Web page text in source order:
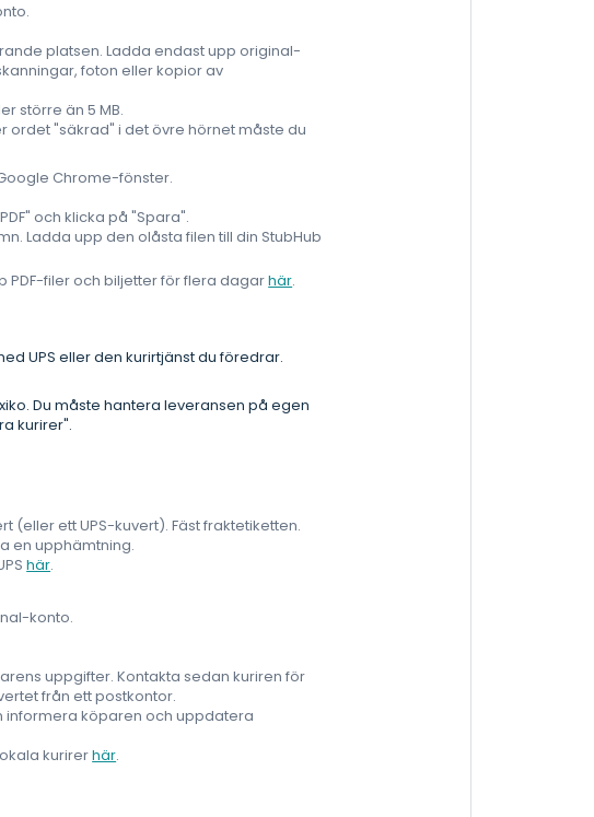
platsen. Ladda endast upp original-
foton eller kopior av
större än 5 MB.
ordet "säkrad" i det övre hörnet måste du
Chrome-fönster.
och klicka på "Spara".
Ladda upp den olåsta filen till din StubHub
PDF-filer och biljetter för flera dagarhär.
UPS eller den kurirtjänst du föredrar.
Du måste hantera leveransen på egen
kurirer".
(eller ett UPS-kuvert). Fäst fraktetiketten.
en upphämtning.
här.
konto.
uppgifter. Kontakta sedan kuriren för
från ett postkontor.
informera köparen och uppdatera
kurirerhär.